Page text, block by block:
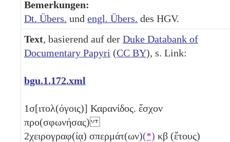
Bemerkungen:
Dt. Übers. und engl. Übers. des HGV.
Text, basierend auf der Duke Databank of
Documentary Papyri (CC BY), s. Link:
bgu.1.172.xml
1σ[ιτολ(όγοις)] Καρανίδος. ἔσχον
προ(σφωνήσας)
2χειρογραφ(ίᾳ) σπερμάτ(ων)(*) κβ (ἔτους)